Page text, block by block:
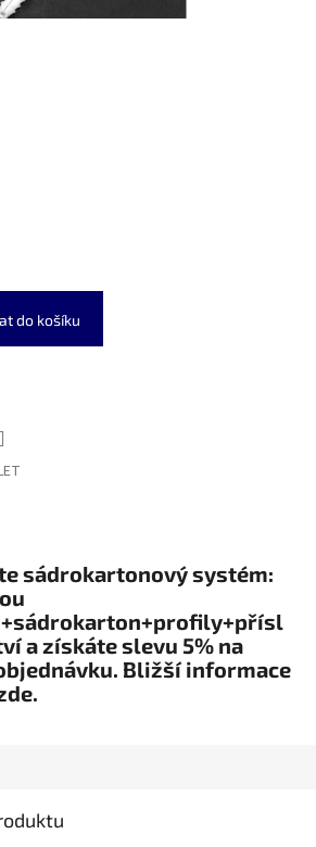
do košíku
sádrokartonový systém:
a získáte slevu 5% na
Bližší informace